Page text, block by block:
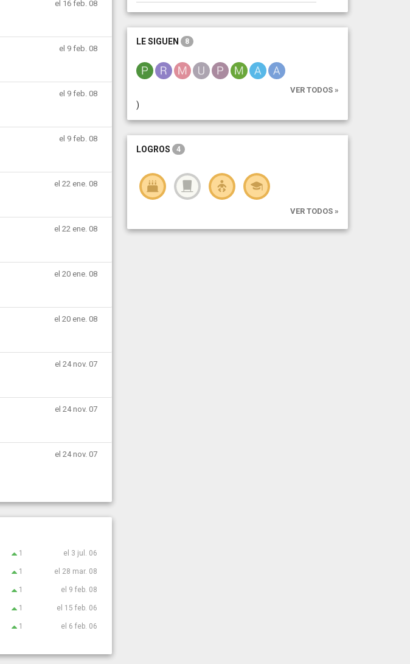
el 16 feb. 08
el 9 feb. 08
el 9 feb. 08
el 9 feb. 08
el 22 ene. 08
el 22 ene. 08
el 20 ene. 08
el 20 ene. 08
el 24 nov. 07
el 24 nov. 07
el 24 nov. 07
1 el 3 jul. 06
1 el 28 mar. 08
1 el 9 feb. 08
1 el 15 feb. 06
1 el 6 feb. 06
LE SIGUEN 8
VER TODOS »
)
LOGROS 4
VER TODOS »